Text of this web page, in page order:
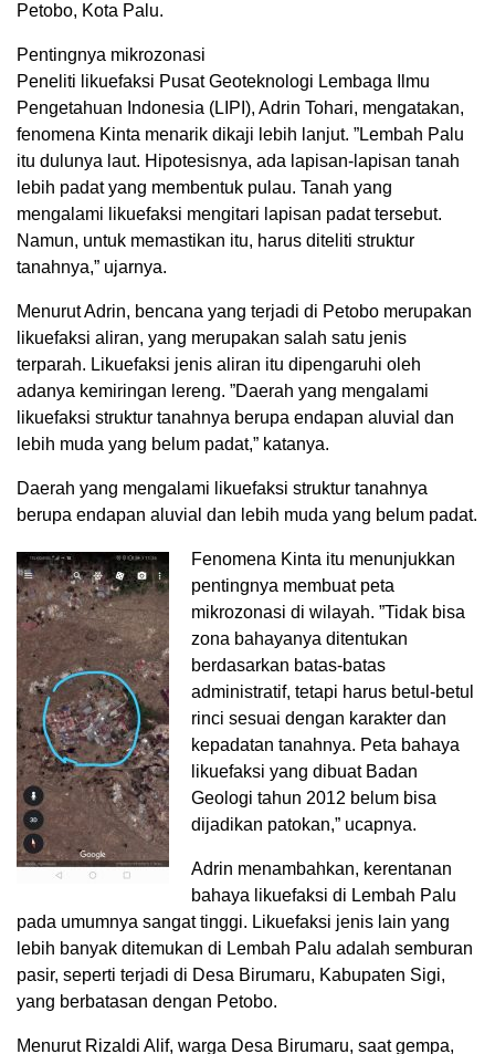
Petobo, Kota Palu.
Pentingnya mikrozonasi
Peneliti likuefaksi Pusat Geoteknologi Lembaga Ilmu
Pengetahuan Indonesia (LIPI), Adrin Tohari, mengatakan,
fenomena Kinta menarik dikaji lebih lanjut. ”Lembah Palu
itu dulunya laut. Hipotesisnya, ada lapisan-lapisan tanah
lebih padat yang membentuk pulau. Tanah yang
mengalami likuefaksi mengitari lapisan padat tersebut.
Namun, untuk memastikan itu, harus diteliti struktur
tanahnya,” ujarnya.
Menurut Adrin, bencana yang terjadi di Petobo merupakan
likuefaksi aliran, yang merupakan salah satu jenis
terparah. Likuefaksi jenis aliran itu dipengaruhi oleh
adanya kemiringan lereng. ”Daerah yang mengalami
likuefaksi struktur tanahnya berupa endapan aluvial dan
lebih muda yang belum padat,” katanya.
Daerah yang mengalami likuefaksi struktur tanahnya
berupa endapan aluvial dan lebih muda yang belum padat.
Fenomena Kinta itu menunjukkan
pentingnya membuat peta
mikrozonasi di wilayah. ”Tidak bisa
zona bahayanya ditentukan
berdasarkan batas-batas
administratif, tetapi harus betul-betul
rinci sesuai dengan karakter dan
kepadatan tanahnya. Peta bahaya
likuefaksi yang dibuat Badan
Geologi tahun 2012 belum bisa
dijadikan patokan,” ucapnya.
Adrin menambahkan, kerentanan
bahaya likuefaksi di Lembah Palu
pada umumnya sangat tinggi. Likuefaksi jenis lain yang
lebih banyak ditemukan di Lembah Palu adalah semburan
pasir, seperti terjadi di Desa Birumaru, Kabupaten Sigi,
yang berbatasan dengan Petobo.
Menurut Rizaldi Alif, warga Desa Birumaru, saat gempa,